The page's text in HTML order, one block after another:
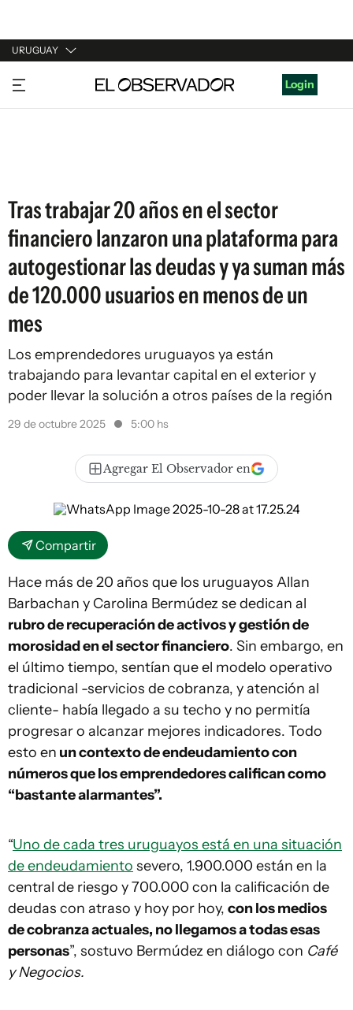
URUGUAY
URUGUAY
ARGENTINA
Login
Tras trabajar 20 años en el sector
financiero lanzaron una plataforma para
autogestionar las deudas y ya suman más
de 120.000 usuarios en menos de un
mes
Los emprendedores uruguayos ya están
trabajando para levantar capital en el exterior y
poder llevar la solución a otros países de la región
29 de octubre 2025 5:00 hs
Agregar El Observador en
Compartir
Hace más de 20 años que los uruguayos Allan
Barbachan y Carolina Bermúdez se dedican al
rubro de recuperación de activos y gestión de
morosidad en el sector financiero. Sin embargo, en
el último tiempo, sentían que el modelo operativo
tradicional -servicios de cobranza, y atención al
cliente- había llegado a su techo y no permitía
progresar o alcanzar mejores indicadores. Todo
esto en un contexto de endeudamiento con
números que los emprendedores califican como
“bastante alarmantes”.
“Uno de cada tres uruguayos está en una situación
de endeudamiento severo, 1.900.000 están en la
central de riesgo y 700.000 con la calificación de
deudas con atraso y hoy por hoy, con los medios
de cobranza actuales, no llegamos a todas esas
personas”, sostuvo Bermúdez en diálogo con Café
y Negocios.